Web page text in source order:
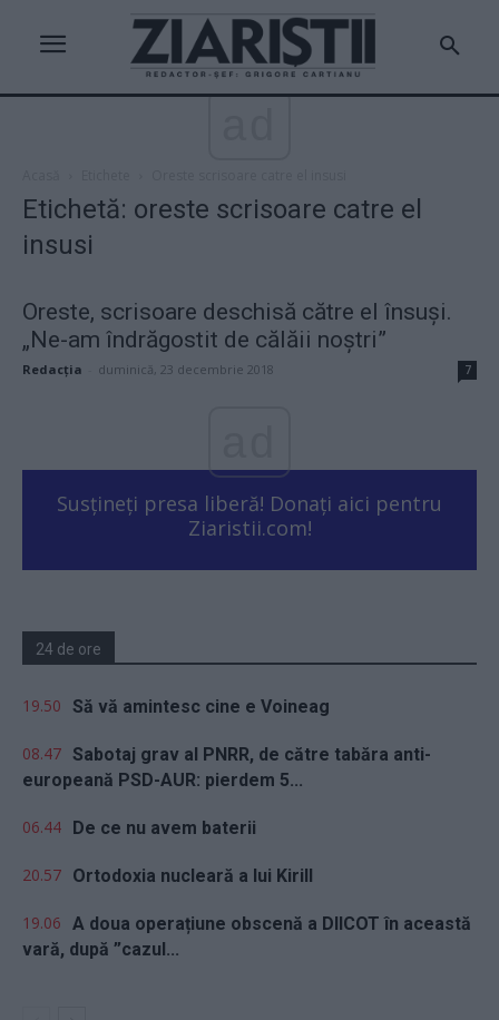
Etichetă: oreste scrisoare catre el
insusi
Oreste, scrisoare deschisă către el însuşi.
„Ne-am îndrăgostit de călăii noştri”
Redacţia duminică, 23 decembrie 2018 7
Susțineți presa liberă! Donați aici pentru
Ziaristii.com!
24 de ore
19.50 Să vă amintesc cine e Voineag
08.47 Sabotaj grav al PNRR, de către tabăra anti-
europeană PSD-AUR: pierdem 5...
06.44 De ce nu avem baterii
20.57 Ortodoxia nucleară a lui Kirill
19.06 A doua operațiune obscenă a DIICOT în această
vară, după ”cazul...